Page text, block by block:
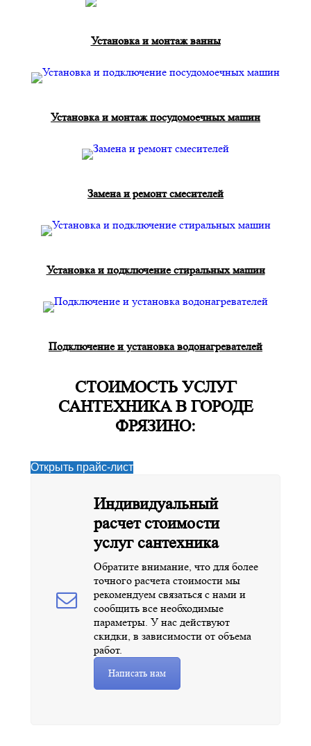
Установка и монтаж ванны
Установка и монтаж посудомоечных машин
Замена и ремонт смесителей
Установка и подключение стиральных машин
Подключение и установка водонагревателей
СТОИМОСТЬ УСЛУГ
САНТЕХНИКА В ГОРОДЕ
ФРЯЗИНО:
Открыть прайс-лист
Индивидуальный
расчет стоимости
услуг сантехника
Обратите внимание, что для более
точного расчета стоимости мы
рекомендуем связаться с нами и
сообщить все необходимые
параметры. У нас действуют
скидки, в зависимости от объема
работ.
Написать нам